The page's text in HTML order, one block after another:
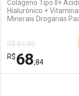
Ativar Desconto
Comprar sem
Por R$ 23,99/cada
Comprar sem
Por R$ 23,99/cada
Colágeno Tipo II+
Hialurônico +
Minerais Drogarias
R$ 84,99
R$68,84